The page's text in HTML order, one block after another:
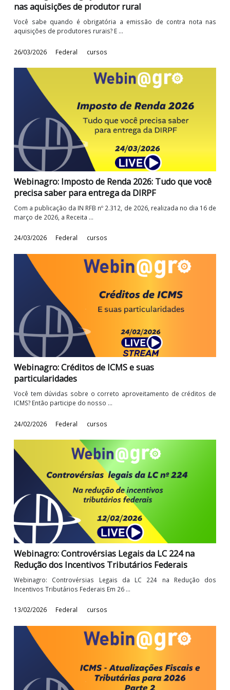
Webinagro: Obrigação de emissão de contra nota
nas aquisições de produtor rural
Você sabe quando é obrigatória a emissão de contra nota
aquisições de produtores rurais? E ...
26/03/2026 Federal cursos
Webinagro: Imposto de Renda 2026: Tudo que
precisa saber para entrega da DIRPF
Com a publicação da IN RFB nº 2.312, de 2026, realizada no dia
março de 2026, a Receita ...
24/03/2026 Federal cursos
Webinagro: Créditos de ICMS e suas
particularidades
Você tem dúvidas sobre o correto aproveitamento de
ICMS? Então participe do nosso ...